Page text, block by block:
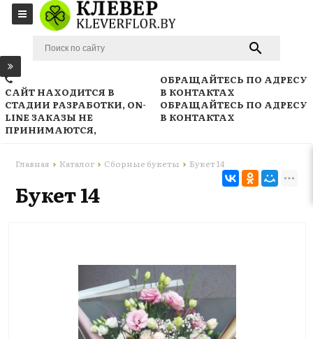
САЙТ НАХОДИТСЯ В
СТАДИИ РАЗРАБОТКИ, ON-
LINE ЗАКАЗЫ НЕ
ПРИНИМАЮТСЯ,
ОБРАЩАЙТЕСЬ ПО АДРЕСУ
В КОНТАКТАХ
ОБРАЩАЙТЕСЬ ПО АДРЕСУ
В КОНТАКТАХ
Главная Каталог Сборные букеты Букет 14
Букет 14